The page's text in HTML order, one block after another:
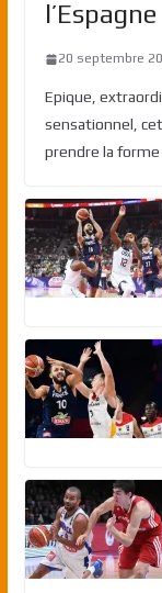
l’Espagne
20 septembre
Epique,
sensationnel,
prendre la forme